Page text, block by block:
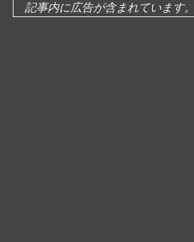
記事内に広告が含まれています。